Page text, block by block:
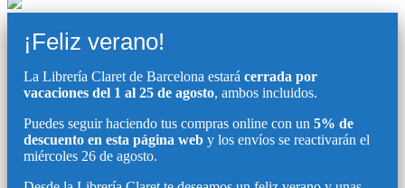
¡Feliz verano!
La Librería Claret de Barcelona estará cerrada por
vacaciones del 1 al 25 de agosto, ambos incluidos.
Puedes seguir haciendo tus compras online con un 5% de
descuento en esta página web y los envíos se reactivarán el
miércoles 26 de agosto.